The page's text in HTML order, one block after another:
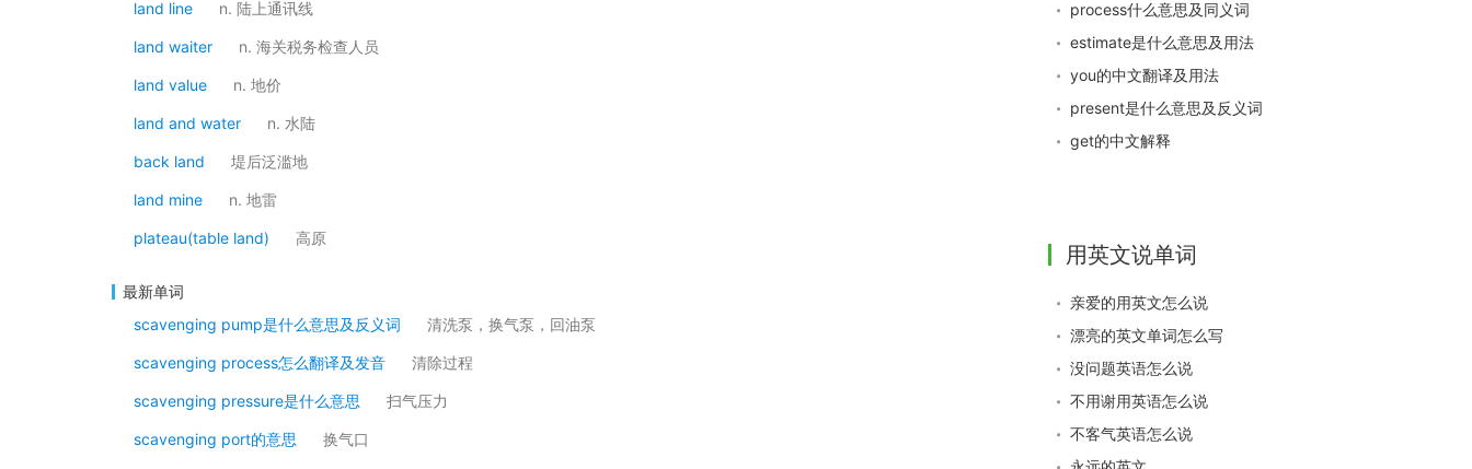
land line n. 陆上通讯线
land waiter n. 海关税务检查人员
land value n. 地价
land and water n. 水陆
back land 堤后泛滥地
land mine n. 地雷
plateau(table land) 高原
最新单词
scavenging pump是什么意思及反义词
清洗泵，换气泵，回油泵
scavenging process怎么翻译及发音 清除过程
scavenging pressure是什么意思 扫气压力
scavenging port的意思 换气口
process什么意思及同义词
estimate是什么意思及用法
you的中文翻译及用法
present是什么意思及反义词
get的中文解释
用英文说单词
亲爱的用英文怎么说
漂亮的英文单词怎么写
没问题英语怎么说
不用谢用英语怎么说
不客气英语怎么说